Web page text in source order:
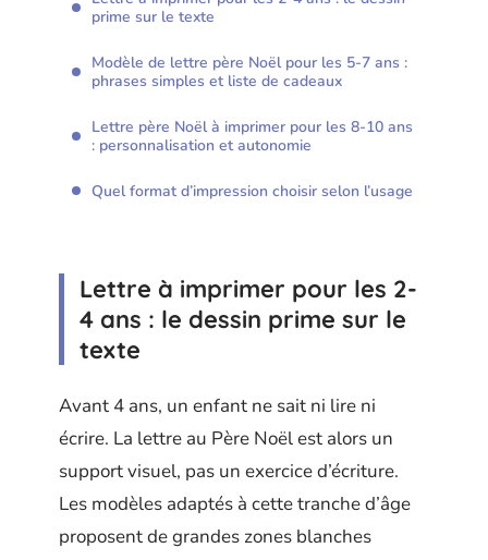
prime sur le texte
Modèle de lettre père Noël pour les 5-7 ans :
phrases simples et liste de cadeaux
Lettre père Noël à imprimer pour les 8-10 ans
: personnalisation et autonomie
Quel format d’impression choisir selon l’usage
Lettre à imprimer pour les 2-
4 ans : le dessin prime sur le
texte
Avant 4 ans, un enfant ne sait ni lire ni
écrire. La lettre au Père Noël est alors un
support visuel, pas un exercice d’écriture.
Les modèles adaptés à cette tranche d’âge
proposent de grandes zones blanches